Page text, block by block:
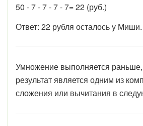
50 - 7 - 7 - 7 - 7= 22 (руб.)
Ответ: 22 рубля осталось у Миши.
Умножение выполняется раньше,
результат является одним из
сложения или вычитания в